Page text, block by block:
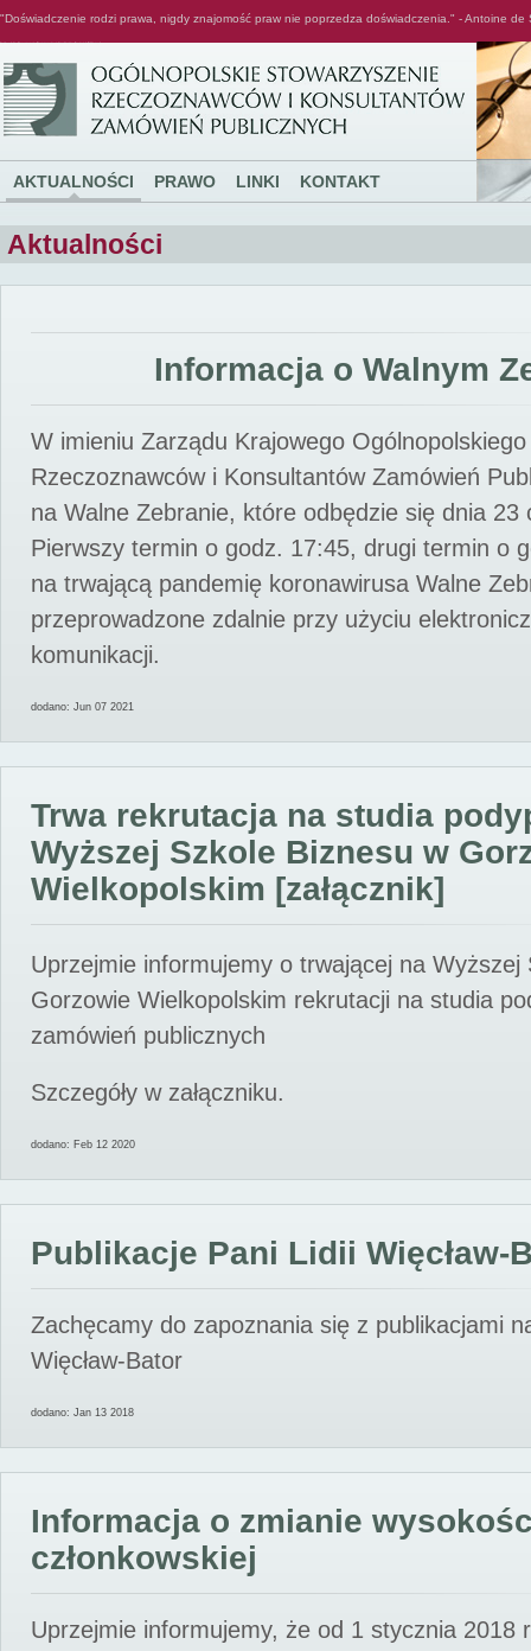
"Doświadczenie rodzi prawa, nigdy znajomość praw nie poprzedza doświadczenia." - Antoine de
AKTUALNOŚCI PRAWO LINKI KONTAKT
Aktualności
Informacja o Walnym
W imieniu Zarządu Krajowego
Rzeczoznawców i Konsultantów Zamówień
na Walne Zebranie, które odbędzie się dnia 23
Pierwszy termin o godz. 17:45, drugi termin o
na trwającą pandemię koronawirusa Walne
przeprowadzone zdalnie przy użyciu
komunikacji.
dodano: Jun 07 2021
Trwa rekrutacja na studia
Wyższej Szkole Biznesu w
Wielkopolskim [załącznik]
Uprzejmie informujemy o trwającej na Wyższej
Gorzowie Wielkopolskim rekrutacji na studia
zamówień publicznych
Szczegóły w załączniku.
dodano: Feb 12 2020
Publikacje Pani Lidii Więcław-
Zachęcamy do zapoznania się z publikacjami
Więcław-Bator
dodano: Jan 13 2018
Informacja o zmianie
członkowskiej
Uprzejmie informujemy, że od 1 stycznia 2018